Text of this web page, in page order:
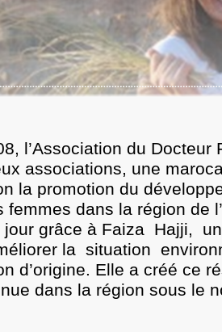
l’Association du Docteur
associations, une
la promotion du
femmes dans la région de
jour grâce à Faiza Hajji,
la situation
d’origine. Elle a créé ce
dans la région sous le